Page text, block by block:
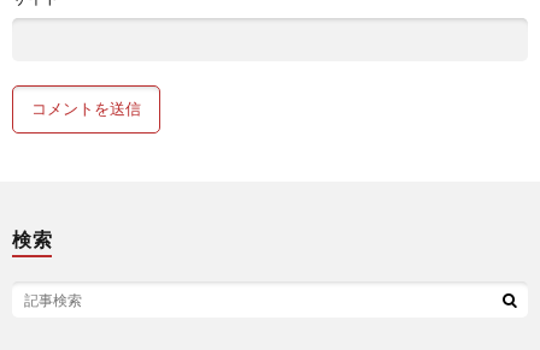
検索